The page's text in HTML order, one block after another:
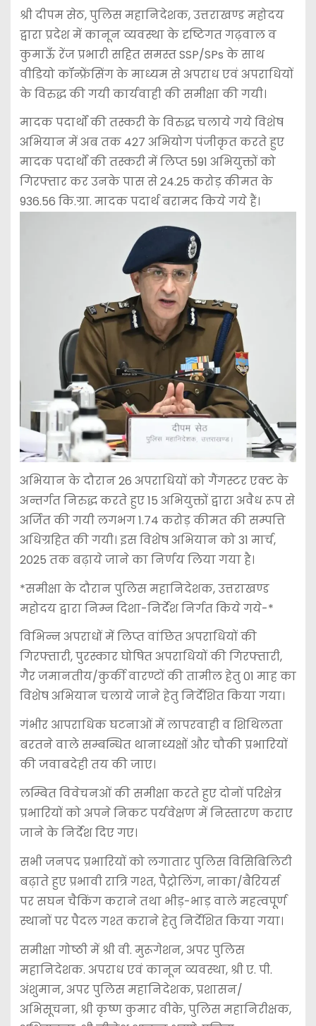
श्री दीपम सेठ, पुलिस महानिदेशक, उत्तराखण्ड महोदय
द्वारा प्रदेश में कानून व्यवस्था के दृष्टिगत गढ़वाल व
कुमाऊँ रेंज प्रभारी सहित समस्त SSP/SPs के साथ
वीडियो कॉन्फ्रेंसिंग के माध्यम से अपराध एवं अपराधियों
के विरुद्ध की गयी कार्यवाही की समीक्षा की गयी।
मादक पदार्थों की तस्करी के विरुद्ध चलाये गये विशेष
अभियान में अब तक 427 अभियोग पंजीकृत करते हुए
मादक पदार्थों की तस्करी में लिप्त 591 अभियुक्तों को
गिरफ्तार कर उनके पास से 24.25 करोड़ कीमत के
936.56 कि.ग्रा. मादक पदार्थ बरामद किये गये हैं।
अभियान के दौरान 26 अपराधियों को गैंगस्टर एक्ट के
अन्तर्गत निरुद्ध करते हुए 15 अभियुक्तों द्वारा अवैध रूप से
अर्जित की गयी लगभग 1.74 करोड़ कीमत की सम्पत्ति
अधिग्रहित की गयी। इस विशेष अभियान को 31 मार्च,
2025 तक बढ़ाये जाने का निर्णय लिया गया है।
*समीक्षा के दौरान पुलिस महानिदेशक, उत्तराखण्ड
महोदय द्वारा निम्न दिशा-निर्देश निर्गत किये गये-*
विभिन्न अपराधों में लिप्त वांछित अपराधियों की
गिरफ्तारी, पुरस्कार घोषित अपराधियों की गिरफ्तारी,
गैर जमानतीय/कुर्की वारण्टों की तामील हेतु 01 माह का
विशेष अभियान चलाये जाने हेतु निर्देशित किया गया।
गंभीर आपराधिक घटनाओं में लापरवाही व शिथिलता
बरतने वाले सम्बन्धित थानाध्यक्षों और चौकी प्रभारियों
की जवाबदेही तय की जाए।
लम्बित विवेचनओं की समीक्षा करते हुए दोनों परिक्षेत्र
प्रभारियों को अपने निकट पर्यवेक्षण में निस्तारण कराए
जाने के निर्देश दिए गए।
सभी जनपद प्रभारियों को लगातार पुलिस विसिबिलिटी
बढ़ाते हुए प्रभावी रात्रि गश्त, पैट्रोलिंग, नाका/बैरियर्स
पर सघन चैकिंग कराने तथा भीड़-भाड़ वाले महत्वपूर्ण
स्थानों पर पैदल गश्त कराने हेतु निर्देशित किया गया।
समीक्षा गोष्ठी में श्री वी. मुरूगेशन, अपर पुलिस
महानिदेशक. अपराध एवं कानून व्यवस्था, श्री ए. पी.
अंशुमान, अपर पुलिस महानिदेशक, प्रशासन/
अभिसूचना, श्री कृष्ण कुमार वीके, पुलिस महानिरीक्षक,